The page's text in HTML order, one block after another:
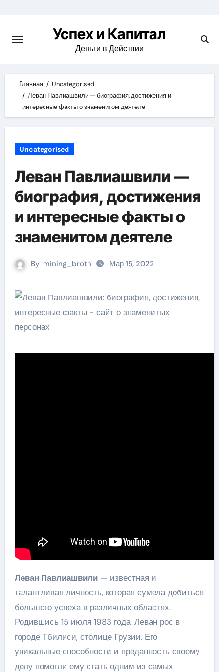
content
Успех и Капитал
Деньги в Действии
Главная
Uncategorised
Леван Павлиашвили — биография, достижения и
интересные факты о знаменитом деятеле
Uncategorised
Леван Павлиашвили —
биография, достижения
и интересные факты о
знаменитом деятеле
By mining_broth Мар 15, 2022
Леван Павлиашвили— известная и
талантливая личность, которая сумела добиться
большого успеха в различных областях.
Родившись 15 июля 1983 года, Леван рос в
городе Тбилиси, столице Грузии. Его
уникальные способности и преданность своему
делу помогли ему стать одним из самых